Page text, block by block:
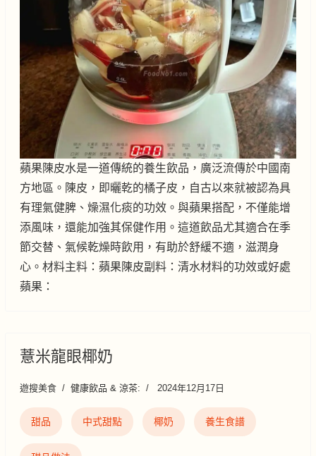
蘋果陳皮水是一道傳統的養生飲品，廣泛流傳於中國南
方地區。陳皮，即曬乾的橘子皮，自古以來就被認為具
有理氣健脾、燥濕化痰的功效。與蘋果搭配，不僅能增
添風味，還能加強其保健作用。這道飲品尤其適合在季
節交替、氣候乾燥時飲用，有助於舒緩不適，滋潤身
心。材料主料：蘋果陳皮副料：清水材料的功效或好處
蘋果：
薏米龍眼椰奶
遊搜美食 健康飲品 & 涼茶: 2024年12月17日
甜品 中式甜點 椰奶 養生食譜